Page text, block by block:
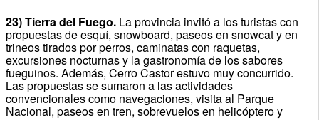
23) Tierra del Fuego.La provincia invitó a los turistas con
propuestas de esquí, snowboard, paseos en snowcat y en
trineos tirados por perros, caminatas con raquetas,
excursiones nocturnas y la gastronomía de los sabores
fueguinos. Además, Cerro Castor estuvo muy concurrido.
Las propuestas se sumaron a las actividades
convencionales como navegaciones, visita al Parque
Nacional, paseos en tren, sobrevuelos en helicóptero y